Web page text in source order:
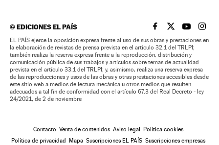
©EDICIONES EL PAÍS EL PAÍS BRASIL EN
EL PAÍSEL PAÍS
EL
EL PAÍS ejerce la oposición expresa frente al uso de sus obras y prestaciones en
la elaboración de revistas de prensa prevista en el artículo 32.1 del TRLPI;
también realiza la reserva expresa frente a la reproducción, distribución y
comunicación pública de sus trabajos y artículos sobre temas de actualidad
prevista en el artículo 33.1 del TRLPI; y, asimismo, realiza una reserva expresa
de las reproducciones y usos de las obras y otras prestaciones accesibles desde
este sitio web a medios de lectura mecánica u otros medios que resulten
adecuados a tal fin de conformidad con el artículo 67.3 del Real Decreto - ley
24/2021, de 2 de noviembre
Contacto Venta de contenidos Aviso legal
Política cookies
Política de privacidad
Mapa Suscripciones EL PAÍS Suscripciones empresas